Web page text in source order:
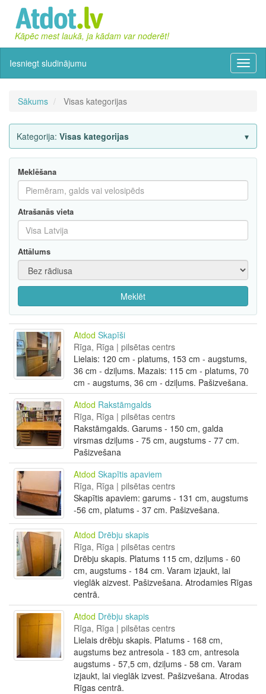
Kāpēc mest laukā, ja kādam var noderēt!
Iesniegt sludinājumu
Sākums Visas kategorijas
Kategorija: Visas kategorijas
Meklēšana
Atrašanās vieta
Attālums
Meklēt
Atdod Skapīši
Rīga, Rīga | pilsētas centrs
Lielais: 120 cm - platums, 153 cm - augstums,
36 cm - dziļums. Mazais: 115 cm - platums, 70
cm - augstums, 36 cm - dziļums. Pašizvešana.
Atdod Rakstāmgalds
Rīga, Rīga | pilsētas centrs
Rakstāmgalds. Garums - 150 cm, galda
virsmas dziļums - 75 cm, augstums - 77 cm.
Pašizvešana
Atdod Skapītis apaviem
Rīga, Rīga | pilsētas centrs
Skapītis apaviem: garums - 131 cm, augstums
-56 cm, platums - 37 cm. Pašizvešana.
Atdod Drēbju skapis
Rīga, Rīga | pilsētas centrs
Drēbju skapis. Platums 115 cm, dziļums - 60
cm, augstums - 184 cm. Varam izjaukt, lai
vieglāk aizvest. Pašizvešana. Atrodamies Rīgas
centrā.
Atdod Drēbju skapis
Rīga, Rīga | pilsētas centrs
Lielais drēbju skapis. Platums - 168 cm,
augstums bez antresola - 183 cm, antresola
augstums - 57,5 cm, dziļums - 58 cm. Varam
izjaukt, lai vieglāk izvest. Pašizvešana. Atrodas
Rīgas centrā.